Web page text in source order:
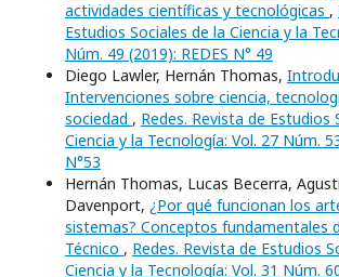
actividades científicas y tecnológicas ,
Estudios Sociales de la Ciencia y la
Núm. 49 (2019): REDES N° 49
Diego Lawler, Hernán Thomas,
Intervenciones sobre ciencia,
sociedad , Redes. Revista de Estudios
Ciencia y la Tecnología: Vol. 27 Núm.
N°53
Hernán Thomas, Lucas Becerra,
Davenport, ¿Por qué funcionan los
sistemas? Conceptos fundamentales
Técnico , Redes. Revista de Estudios
Ciencia y la Tecnología: Vol. 31 Núm.